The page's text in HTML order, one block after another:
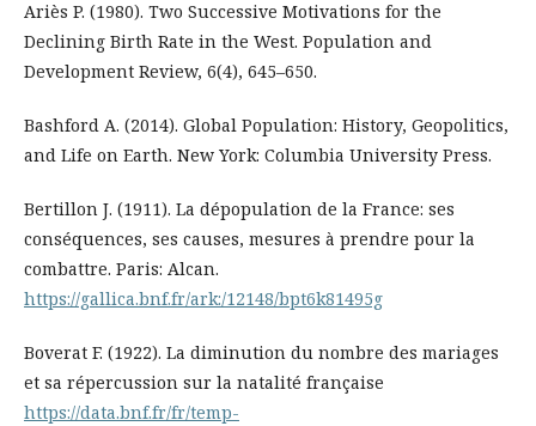
Ariès P. (1980). Two Successive Motivations for the
Declining Birth Rate in the West. Population and
Development Review, 6(4), 645–650.
Bashford A. (2014). Global Population: History, Geopolitics,
and Life on Earth. New York: Columbia University Press.
Bertillon J. (1911). La dépopulation de la France: ses
conséquences, ses causes, mesures à prendre pour la
combattre. Paris: Alcan.
https://gallica.bnf.fr/ark:/12148/bpt6k81495g
Boverat F. (1922). La diminution du nombre des mariages
et sa répercussion sur la natalité française
https://data.bnf.fr/fr/temp-